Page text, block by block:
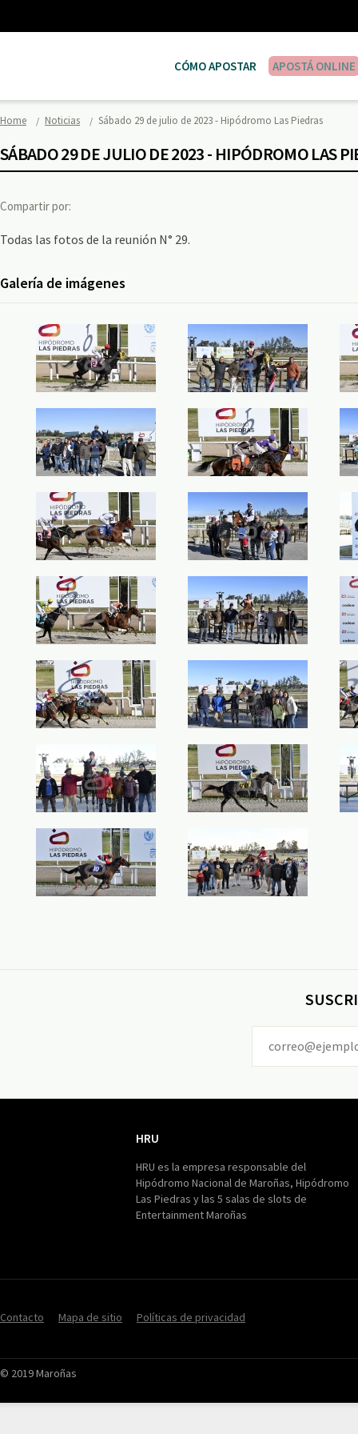
CÓMO APOSTAR APOSTÁ ONLINE
Home Noticias Sábado 29 de julio de 2023 - Hipódromo Las Piedras
SÁBADO 29 DE JULIO DE 2023 - HIPÓDROMO LAS
Compartir por:
Todas las fotos de la reunión N° 29.
Galería de imágenes
HRU
HRU es la empresa responsable del
Hipódromo Nacional de Maroñas, Hipódromo
Las Piedras y las 5 salas de slots de
Entertainment Maroñas
Contacto Mapa de sitio Políticas de privacidad
© 2019 Maroñas